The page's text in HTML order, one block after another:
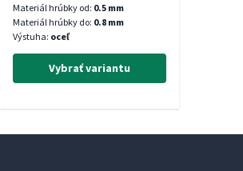
Materiál hrúbky od: 0.5 mm
Materiál hrúbky do: 0.8 mm
Výstuha: oceľ
Vybrať variantu